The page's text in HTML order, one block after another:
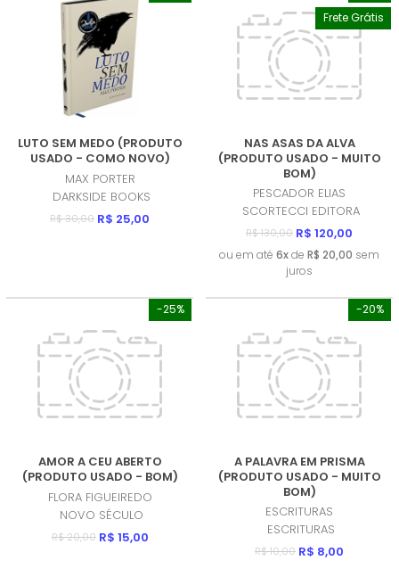
LUTO SEM MEDO (PRODUTO
USADO - COMO NOVO)
MAX PORTER
DARKSIDE BOOKS
R$ 30,00 R$ 25,00
Frete Grátis
NAS ASAS DA ALVA
(PRODUTO USADO - MUITO
BOM)
PESCADOR ELIAS
SCORTECCI EDITORA
R$ 130,00 R$ 120,00
ou em até 6xde R$ 20,00 sem
juros
-25%
AMOR A CEU ABERTO
(PRODUTO USADO - BOM)
FLORA FIGUEIREDO
NOVO SÉCULO
R$ 20,00 R$ 15,00
-20%
A PALAVRA EM PRISMA
(PRODUTO USADO - MUITO
BOM)
ESCRITURAS
ESCRITURAS
R$ 10,00 R$ 8,00